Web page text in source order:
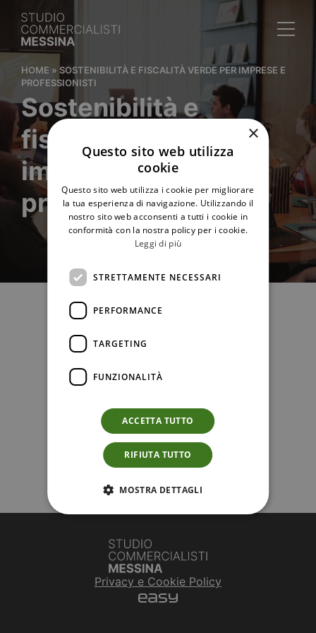
HOME »SOSTENIBILITÀ E FISCALITÀ VERDE PER IMPRESE E
PROFESSIONISTI
Sostenibilità e
fiscalità verde per
imprese e
professionisti
Privacy e Cookie Policy
×
Questo sito web utilizza
cookie
Questo sito web utilizza i cookie per migliorare
la tua esperienza di navigazione. Utilizzando il
nostro sito web acconsenti a tutti i cookie in
conformità con la nostra policy per i cookie.
Leggi di più
STRETTAMENTE NECESSARI
PERFORMANCE
TARGETING
FUNZIONALITÀ
ACCETTA TUTTO
RIFIUTA TUTTO
MOSTRA DETTAGLI